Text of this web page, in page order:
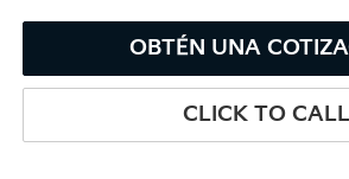
OBTÉN UNA
CLICK TO CALL